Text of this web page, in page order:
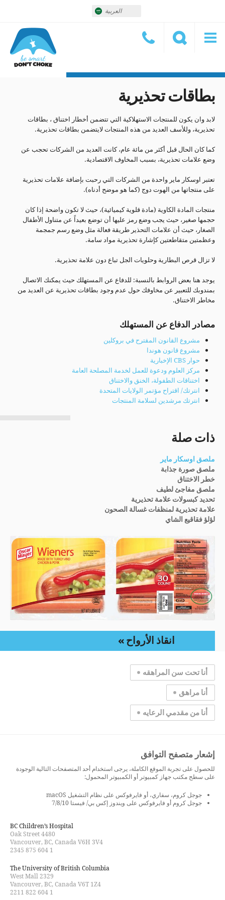
العربية
بطاقات تحذيرية
لابد وان يكون للمنتجات الاستهلاكية التي تتضمن أخطار اختناق ، بطاقات
تحذيرية، وللأسف العديد من هذه المنتجات لايتضمن بطاقات تحذيرية.
كما كان الحال قبل أكثر من مائة عام، كانت العديد من الشركات تحجب عن
وضع علامات تحذيرية، بسبب المخاوف الاقتصادية.
تعتبر اوسكار ماير واحدة من الشركات التي رحبت بإضافة علامات تحذيرية
على منتجاتها من الهوت دوج (كما هو موضح أدناه).
منتجات المادة الكاوية (مادة قلوية كيميائية)، حيث لا تكون واضحة إذا كان
حجمها صغير، حيث يجب وضع رمز عليها أن توضع بعيداً عن متناول الأطفال
الصغار، حيث أن علامات التحذير طريقة فعالة مثل وضع رسم جمجمة
وعظمتين متقاطعتين كإشارة تحذيرية مواد سامة.
لا تزال قرص البطارية وحلويات الجل تباع دون علامة تحذيرية.
يوجد هنا بعض الروابط بالنسبة: للدفاع عن المستهلك حيث يمكنك الاتصال
بمندوبك للتعبير عن مخاوفك حول عدم وجود بطاقات تحذيرية عن العديد من
مخاطر الاختناق.
مصادر الدفاع عن المستهلك
مشروع القانون المقترح في بروكلين
مشروع قانون هوندا
حوار CBS الإخبارية
مركز العلوم ودعوة للعمل لخدمة المصلحة العامة
اختناقات الطفولة، الخنق والاختناق
انترتك/ اقتراح مؤتمر الولايات المتحدة
انترتك مرشدين لسلامة المنتجات
ذات صلة
ملصق اوسكار ماير
ملصق صورة جذابة
خطر الاختناق
ملصق مفاجئ لطيف
تحديد كبسولات علامة تحذيرية
علامة تحذيرية لمنظفات غسالة الصحون
لؤلؤ فقاقيع الشاي
انقاذ الأرواح
أنا تحت سن المراهقه
أنا مراهق
أنا من مقدمي الرعايه
إشعار متصفح التوافق
للحصول على تجربة الموقع الكاملة، يرجى استخدام أحد المتصفحات التالية الوجودة
على سطح مكتب جهاز كمبيوتر أو الكمبيوتر المحمول:
جوجل كروم، سفاري، أو فايرفوكس على نظام التشغيل macOS
جوجل كروم أو فايرفوكس على ويندوز إكس بي/ فيستا 7/8/10
BC Children’s Hospital
4480 Oak Street
Vancouver, BC, Canada V6H 3V4
1 604 875 2345
The University of British Columbia
2329 West Mall
Vancouver, BC, Canada V6T 1Z4
1 604 822 2211